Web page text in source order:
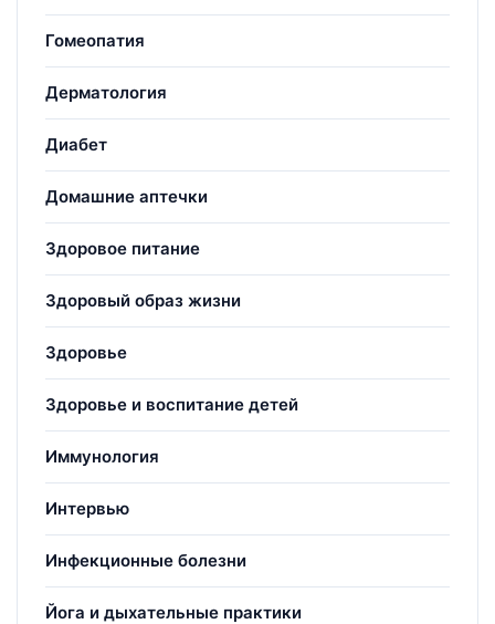
Гомеопатия
Дерматология
Диабет
Домашние аптечки
Здоровое питание
Здоровый образ жизни
Здоровье
Здоровье и воспитание детей
Иммунология
Интервью
Инфекционные болезни
Йога и дыхательные практики